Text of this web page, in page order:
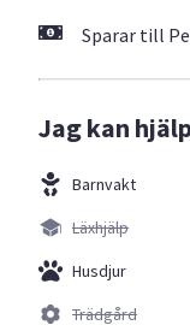
Sparar till
Jag kan
Barnvakt
Läxhjälp
Husdjur
Trädgård